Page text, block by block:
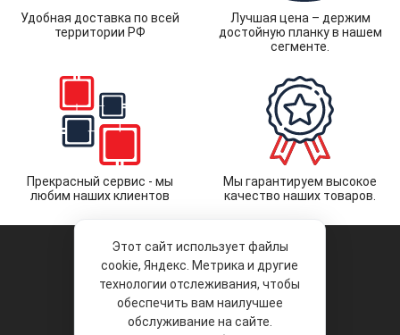
Удобная доставка по всей
территории РФ
Лучшая цена – держим
достойную планку в нашем
сегменте.
Прекрасный сервис - мы
любим наших клиентов
Мы гарантируем высокое
качество наших товаров.
© 2026 «Liberty Project».
Аксессуары и запчасти оптом.
Этот сайт использует файлы
cookie, Яндекс. Метрика и другие
технологии отслеживания, чтобы
обеспечить вам наилучшее
обслуживание на сайте.